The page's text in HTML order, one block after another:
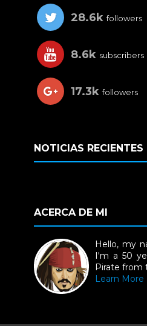
28.6k followers
8.6k subscribers
17.3k followers
NOTICIAS RECIENTES
ACERCA DE MI
Hello, my
I'm a 50
Pirate from
Learn More